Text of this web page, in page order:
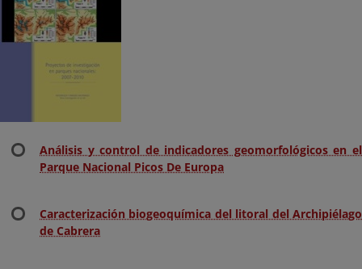
Análisis y control de indicadores geomorfológicos en el
Parque Nacional Picos De Europa
Caracterización biogeoquímica del litoral del Archipiélago
de Cabrera